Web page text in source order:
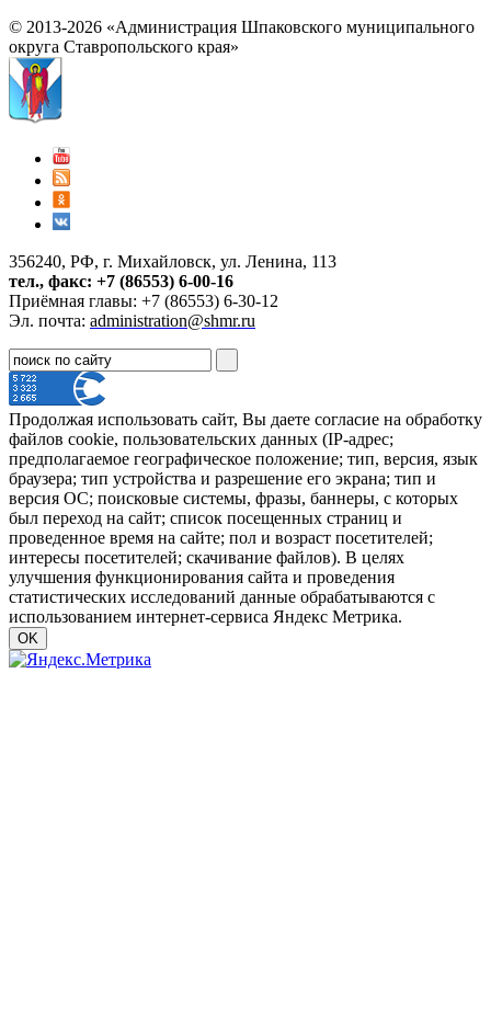
© 2013-2026 «Администрация Шпаковского муниципального
округа Ставропольского края»
356240, РФ, г. Михайловск, ул. Ленина, 113
тел., факс: +7 (86553) 6-00-16
Приёмная главы: +7 (86553) 6-30-12
Эл. почта: administration@shmr.ru
Продолжая использовать сайт, Вы даете согласие на обработку
файлов cookie, пользовательских данных (IP-адрес;
предполагаемое географическое положение; тип, версия, язык
браузера; тип устройства и разрешение его экрана; тип и
версия ОС; поисковые системы, фразы, баннеры, с которых
был переход на сайт; список посещенных страниц и
проведенное время на сайте; пол и возраст посетителей;
интересы посетителей; скачивание файлов). В целях
улучшения функционирования сайта и проведения
статистических исследований данные обрабатываются с
использованием интернет-сервиса Яндекс Метрика.
OK